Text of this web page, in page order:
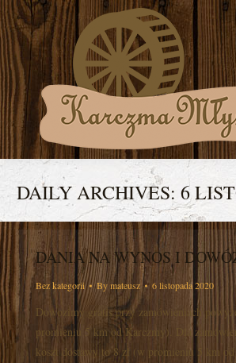
DAILY ARCHIVES: 6
You are here:
DANIA NA WYNOS I
Bez kategorii Bymateusz 6 listopada 2020
Dowozimy gratis przy zamówieniach
promieniu 5 km od Karczmy). Dla
koszt dostawy to 8 zł (w promieniu 5 km